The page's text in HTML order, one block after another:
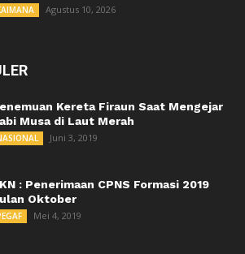
Agustus 10, 2026
Kereta Firaun Saat Mengejar
Musa di Laut Merah
Juni 3, 2019
: Penerimaan CPNS Formasi 2019
Oktober
Mei 4, 2019